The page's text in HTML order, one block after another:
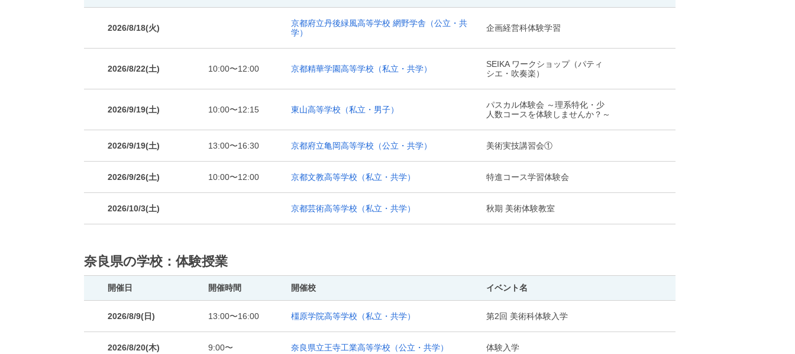
2026/8/18(火) 京都府立丹後緑風高等学校 網野学舎 （公立・共
学）
企画経営科体験学習
2026/8/22(土) 10:00〜12:00 京都精華学園高等学校 （私立・共学）
SEIKA ワークショップ（パティ
シエ・吹奏楽）
2026/9/19(土) 10:00〜12:15 東山高等学校 （私立・男子）
パスカル体験会 ～理系特化・少
人数コースを体験しませんか？～
2026/9/19(土) 13:00〜16:30 京都府立亀岡高等学校 （公立・共学） 美術実技講習会①
2026/9/26(土) 10:00〜12:00 京都文教高等学校 （私立・共学） 特進コース学習体験会
2026/10/3(土) 京都芸術高等学校 （私立・共学） 秋期 美術体験教室
奈良県の学校：体験授業
開催日 開催時間 開催校 イベント名
2026/8/9(日) 13:00〜16:00 橿原学院高等学校 （私立・共学） 第2回 美術科体験入学
2026/8/20(木) 9:00〜 奈良県立王寺工業高等学校 （公立・共学） 体験入学